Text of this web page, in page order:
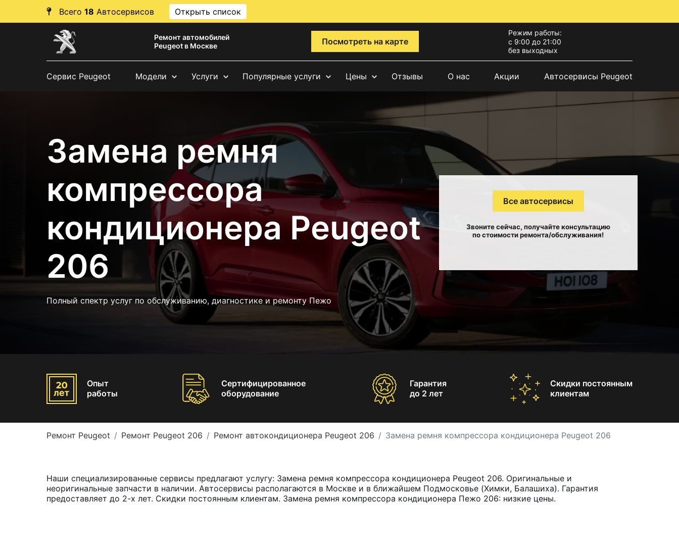
Всего 18 Автосервисов Открыть список
Ремонт автомобилей
Peugeot в Москве
Посмотреть на карте
Режим работы:
с 9:00 до 21:00
без выходных
Сервис Peugeot Модели Услуги Популярные услуги Цены Отзывы О нас Акции Автосервисы Peugeot
Замена ремня
компрессора
кондиционера Peugeot
206
Полный спектр услуг по обслуживанию, диагностике и ремонту Пежо
Все автосервисы
Звоните сейчас, получайте консультацию
по стоимости ремонта/обслуживания!
Опыт
работы
Сертифицированное
оборудование
Гарантия
до 2 лет
Скидки постоянным
клиентам
Ремонт Peugeot Ремонт Peugeot 206 Ремонт автокондиционера Peugeot 206 Замена ремня компрессора кондиционера Peugeot 206
Наши специализированные сервисы предлагают услугу: Замена ремня компрессора кондиционера Peugeot 206. Оригинальные и
неоригинальные запчасти в наличии. Автосервисы располагаются в Москве и в ближайшем Подмосковье (Химки, Балашиха). Гарантия
предоставляет до 2-х лет. Скидки постоянным клиентам. Замена ремня компрессора кондиционера Пежо 206: низкие цены.